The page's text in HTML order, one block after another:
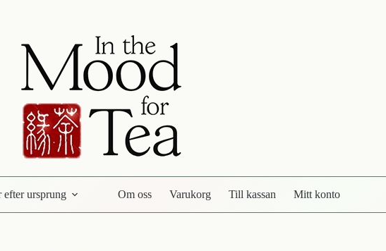
efter ursprung Om oss Varukorg Till kassan Mitt konto